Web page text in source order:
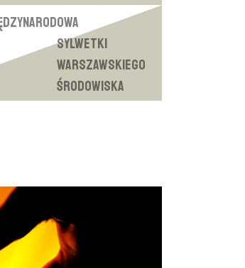
Sylwetki
warszawskiego
środowiska